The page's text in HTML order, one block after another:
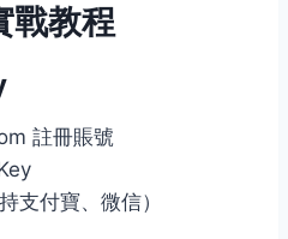
戰教程
註冊賬號
支付寶、微信）